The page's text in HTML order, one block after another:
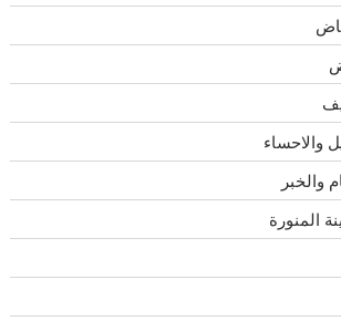
والاحساء
والخبر
المنورة